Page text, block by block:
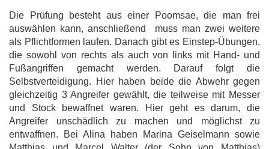
Die Prüfung besteht aus einer Poomsae, die man frei
auswählen kann, anschließend muss man zwei weitere
als Pflichtformen laufen. Danach gibt es Einstep-Übungen,
die sowohl von rechts als auch von links mit Hand- und
Fußangriffen gemacht werden. Darauf folgt die
Selbstverteidigung. Hier haben beide die Abwehr gegen
gleichzeitig 3 Angreifer gewählt, die teilweise mit Messer
und Stock bewaffnet waren. Hier geht es darum, die
Angreifer unschädlich zu machen und möglichst zu
entwaffnen.
Bei Alina haben Marina Geiselmann sowie